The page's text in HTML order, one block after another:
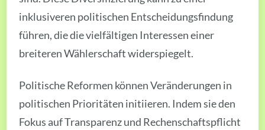
inklusiveren politischen Entscheidungsfindung
führen, die die vielfältigen Interessen einer
breiteren Wählerschaft widerspiegelt.
Politische Reformen können Veränderungen in
politischen Prioritäten initiieren. Indem sie den
Fokus auf Transparenz und Rechenschaftspflicht